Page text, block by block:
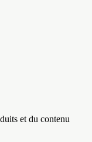
et du contenu